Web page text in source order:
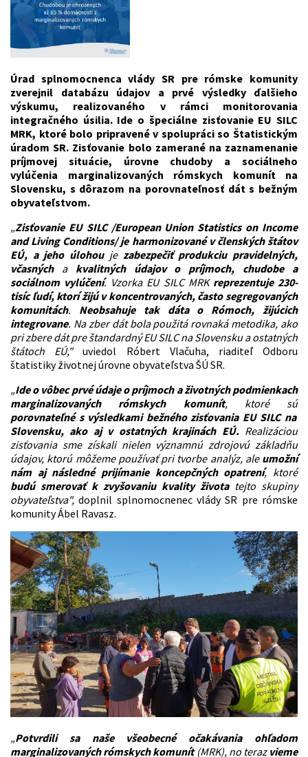
Úrad splnomocnenca vlády SR pre rómske komunity
zverejnil databázu údajov a prvé výsledky ďalšieho
výskumu, realizovaného v rámci monitorovania
integračného úsilia. Ide o špeciálne zisťovanie EU SILC
MRK, ktoré bolo pripravené v spolupráci so Štatistickým
úradom SR. Zisťovanie bolo zamerané na zaznamenanie
príjmovej situácie, úrovne chudoby a sociálneho
vylúčenia marginalizovaných rómskych komunít na
Slovensku, s dôrazom na porovnateľnosť dát s bežným
obyvateľstvom.
„Zisťovanie EU SILC /European Union Statistics on Income
and Living Conditions/ je harmonizované v členských štátov
EÚ, a jeho úlohou jezabezpečiť produkciu pravidelných,
včasných akvalitných údajov o príjmoch, chudobe a
sociálnom vylúčení. Vzorka EU SILC MRK reprezentuje 230-
tisíc ľudí, ktorí žijú v koncentrovaných, často segregovaných
komunitách. Neobsahuje tak dáta o Rómoch, žijúcich
integrovane. Na zber dát bola použitá rovnaká metodika, ako
pri zbere dát pre štandardný EU SILC na Slovensku a ostatných
štátoch EÚ,"uviedol Róbert Vlačuha, riaditeľ Odboru
štatistiky životnej úrovne obyvateľstva ŠÚ SR.
„Ide o vôbec prvé údaje o príjmoch a životných podmienkach
marginalizovaných rómskych komunít, ktoré sú
porovnateľné s výsledkami bežného zisťovania EU SILC na
Slovensku, ako aj v ostatných krajinách EÚ. Realizáciou
zisťovania sme získali nielen významnú zdrojovú základňu
údajov, ktorú môžeme používať pri tvorbe analýz, ale umožní
nám aj následné prijímanie koncepčných opatrení, ktoré
budú smerovať k zvyšovaniu kvality životatejto skupiny
obyvateľstva", doplnil splnomocnenec vlády SR pre rómske
komunity Ábel Ravasz.
„Potvrdili sa naše všeobecné očakávania ohľadom
marginalizovaných rómskych komunít(MRK), no teraz vieme